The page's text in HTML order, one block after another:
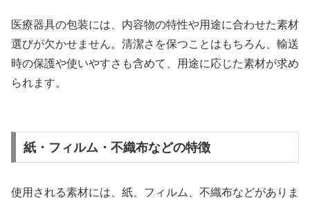
医療器具の包装には、内容物の特性や用途に合わせた素材
選びが欠かせません。清潔さを保つことはもちろん、輸送
時の保護や使いやすさも含めて、用途に応じた素材が求め
られます。
紙・フィルム・不織布などの特徴
使用される素材には、紙、フィルム、不織布などがありま